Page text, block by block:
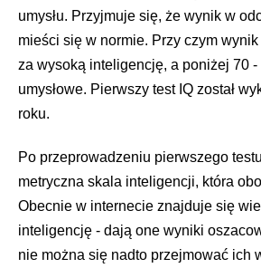
umysłu. Przyjmuje się, że wynik w
mieści się w normie. Przy czym
za wysoką inteligencję, a poniżej 70
umysłowe. Pierwszy test IQ został
roku.
Po przeprowadzeniu pierwszego
metryczna skala inteligencji, która
Obecnie w internecie znajduje się
inteligencję - dają one wyniki
nie można się nadto przejmować ich